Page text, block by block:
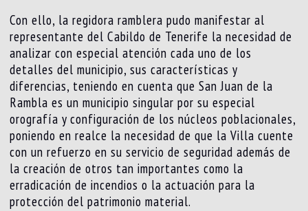
Con ello, la regidora ramblera pudo manifestar al
representante del Cabildo de Tenerife la necesidad de
analizar con especial atención cada uno de los
detalles del municipio, sus características y
diferencias, teniendo en cuenta que San Juan de la
Rambla es un municipio singular por su especial
orografía y configuración de los núcleos poblacionales,
poniendo en realce la necesidad de que la Villa cuente
con un refuerzo en su servicio de seguridad además de
la creación de otros tan importantes como la
erradicación de incendios o la actuación para la
protección del patrimonio material.